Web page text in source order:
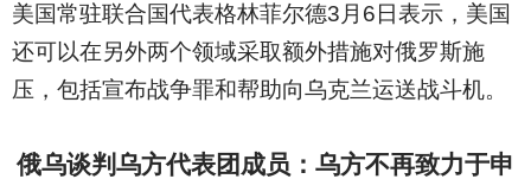
美国常驻联合国代表格林菲尔德3月6日表示，美国
还可以在另外两个领域采取额外措施对俄罗斯施
压，包括宣布战争罪和帮助向乌克兰运送战斗机。
俄乌谈判乌方代表团成员：乌方不再致力于申